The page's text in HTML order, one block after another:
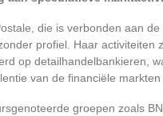
die is verbonden aan
profiel. Haar activiteiten
op detailhandelbankieren,
van de financiële markten
groepen zoals